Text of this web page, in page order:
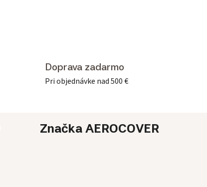
Doprava zadarmo
Pri objednávke nad 500 €
ZnačkaAEROCOVER